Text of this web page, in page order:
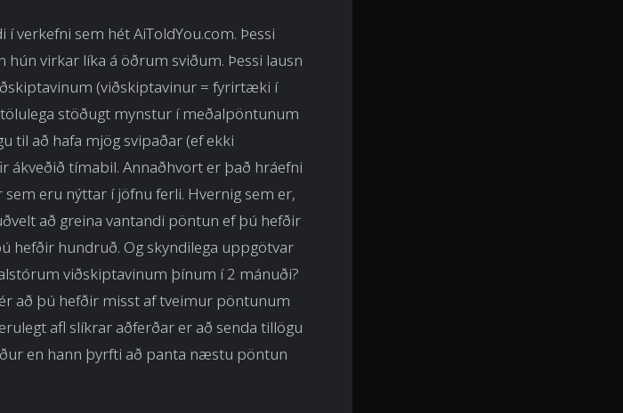
verkefni sem hét AiToldYou.com. Þessi
virkar líka á öðrum sviðum. Þessi lausn
(viðskiptavinur = fyrirtæki í
stöðugt mynstur í meðalpöntunum
til að hafa mjög svipaðar (ef ekki
ákveðið tímabil. Annaðhvort er það hráefni
eru nýttar í jöfnu ferli. Hvernig sem er,
að greina vantandi pöntun ef þú hefðir
hefðir hundruð. Og skyndilega uppgötvar
viðskiptavinum þínum í 2 mánuði?
að þú hefðir misst af tveimur pöntunum
afl slíkrar aðferðar er að senda tillögu
en hann þyrfti að panta næstu pöntun